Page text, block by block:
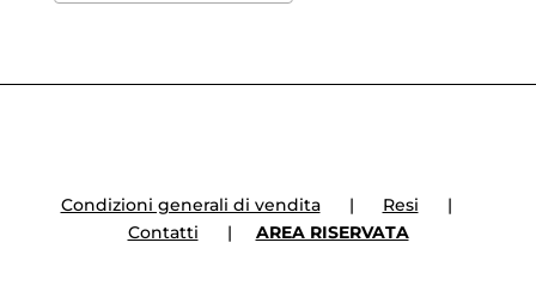
Condizioni generali di vendita| Resi |
Contatti | AREA RISERVATA